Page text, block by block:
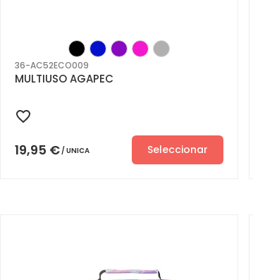
36-AC52ECO009
MULTIUSO AGAPEC
19,95 € UNICA Seleccionar